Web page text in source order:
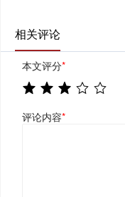
相关评论
本文评分*
评论内容*